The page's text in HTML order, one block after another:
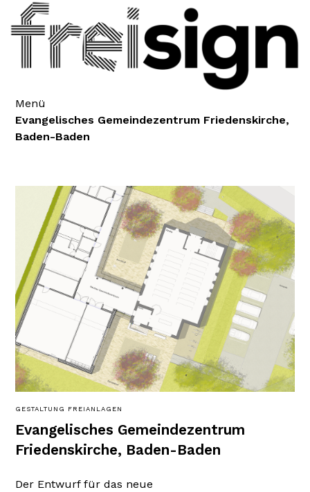
Evangelisches Gemeindezentrum Friedenskirche,
Baden-Baden
Menü
GESTALTUNG FREIANLAGEN
Evangelisches Gemeindezentrum
Friedenskirche, Baden-Baden
Der Entwurf für das neue